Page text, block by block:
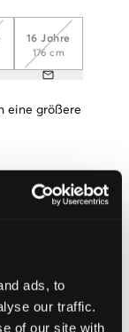
ads, to
our traffic.
of our site with
16 Jahre
176 cm
eine größere
Groß